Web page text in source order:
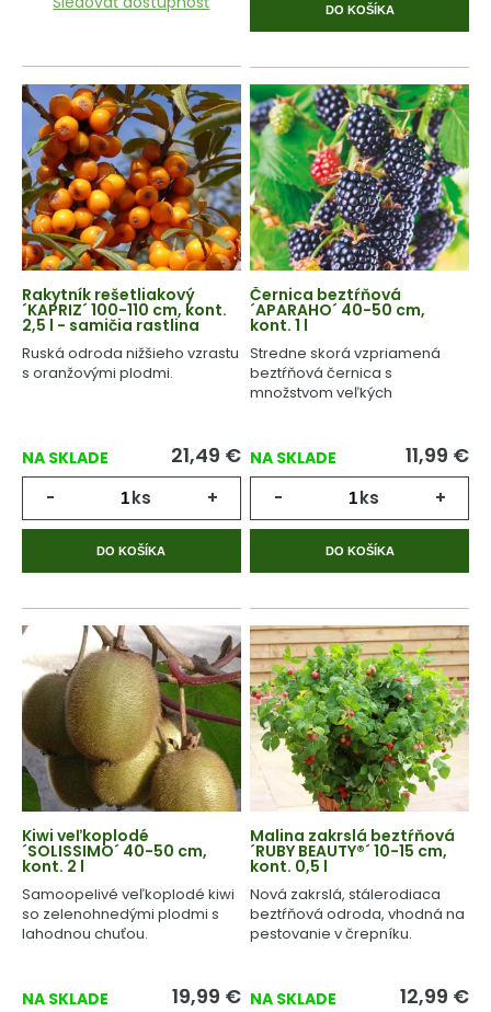
DO KOŠÍKA
Rakytník rešetliakový
´KAPRIZ´ 100-110 cm, kont.
2,5 l - samičia rastlina
Ruská odroda nižšieho vzrastu
s oranžovými plodmi.
NA SKLADE 21,49 €
- ks +
DO KOŠÍKA
Černica beztŕňová
´APARAHO´ 40-50 cm,
kont. 1 l
Stredne skorá vzpriamená
beztŕňová černica s
množstvom veľkých
NA SKLADE 11,99 €
- ks +
DO KOŠÍKA
Kiwi veľkoplodé
´SOLISSIMO´ 40-50 cm,
kont. 2 l
Samoopelivé veľkoplodé kiwi
so zelenohnedými plodmi s
lahodnou chuťou.
NA SKLADE 19,99 €
Malina zakrslá beztŕňová
´RUBY BEAUTY®´ 10-15 cm,
kont. 0,5 l
Nová zakrslá, stálerodiaca
beztŕňová odroda, vhodná na
pestovanie v črepníku.
NA SKLADE 12,99 €